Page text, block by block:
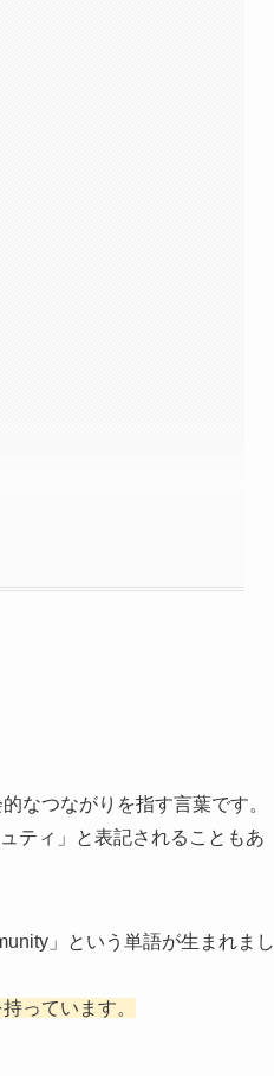
なつながりを指す言葉です。
ティ」と表記されることもあ
」という単語が生まれまし
っています。